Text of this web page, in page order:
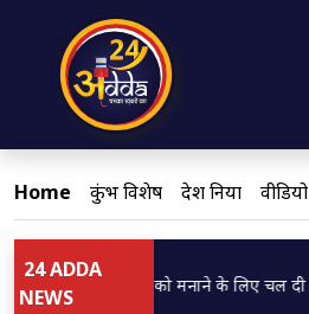
Home कुंभ विशेष देश दुनिया वीडियो
24 ADDA
NEWS
पाठक ने ब्राह्मणों को मनाने के लिए चल दी बड़ी चाल